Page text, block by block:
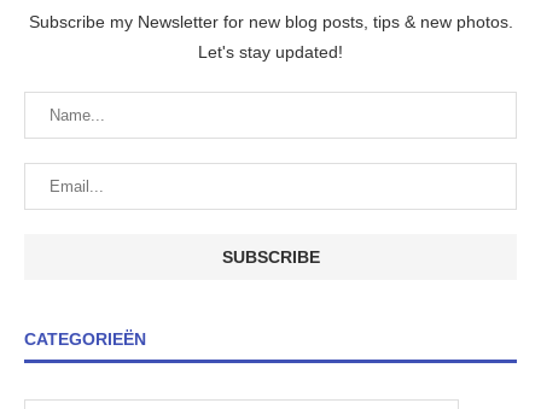
Subscribe my Newsletter for new blog posts, tips & new photos.
Let's stay updated!
CATEGORIEËN